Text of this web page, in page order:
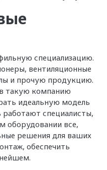
специализацию.
вентиляционные
и прочую продукцию.
такую компанию
идеальную модель
специалисты,
оборудовании все,
решения для ваших
обеспечить